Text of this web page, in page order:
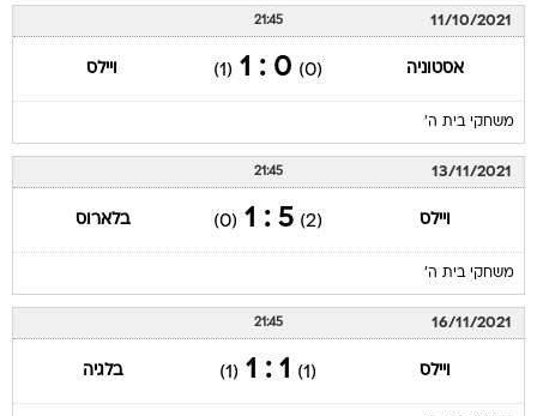
11/10/2021
21:45
אסטוניה (0)
0 : 1
(1) ויילס
משחקי בית ה'
13/11/2021
21:45
ויילס (2)
5 : 1
(0) בלארוס
משחקי בית ה'
16/11/2021
21:45
ויילס (1)
1 : 1
(1) בלגיה